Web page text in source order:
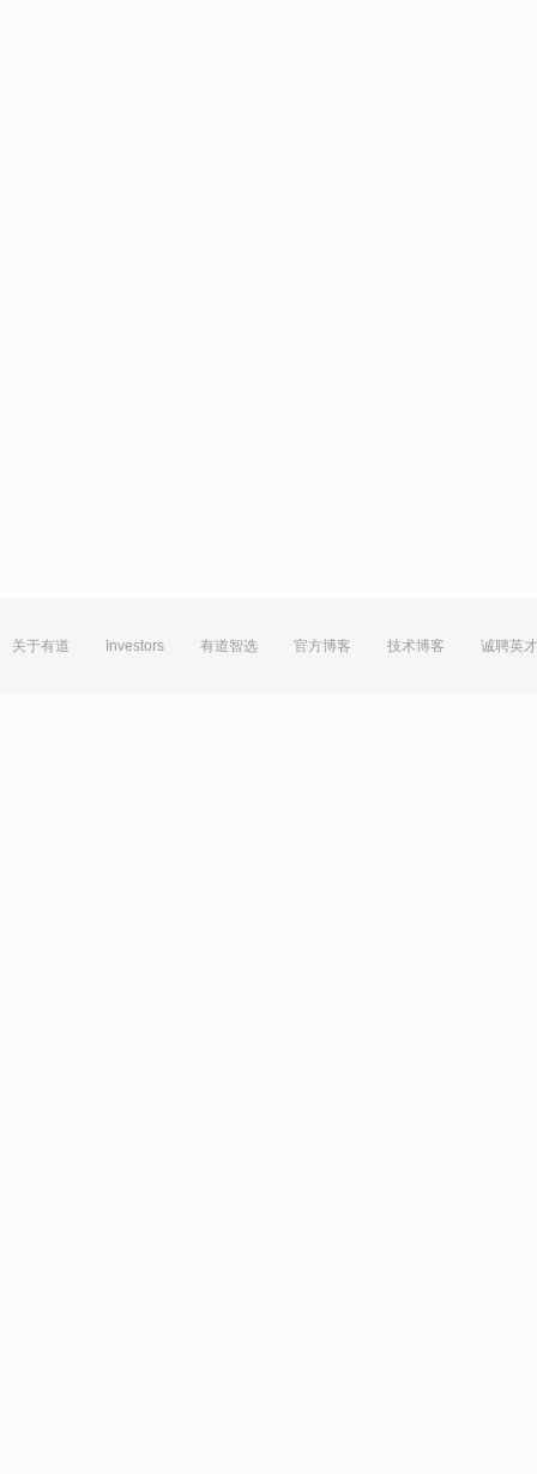
关于有道 Investors 有道智选 官方博客 技术博客 诚聘英才